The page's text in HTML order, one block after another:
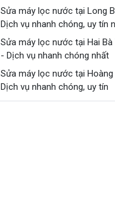
Sửa máy lọc nước tại Long
Dịch vụ nhanh chóng, uy tín
Sửa máy lọc nước tại Hai Bà
- Dịch vụ nhanh chóng nhất
Sửa máy lọc nước tại Hoàng
Dịch vụ nhanh chóng, uy tín